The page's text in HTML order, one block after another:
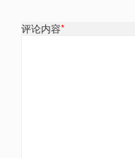
评论内容*